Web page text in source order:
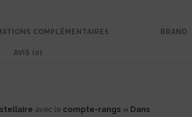
dans
tes
COMPLÉMENTAIRES BRAND
AVIS (0)
avec le compte-rangs « Dans